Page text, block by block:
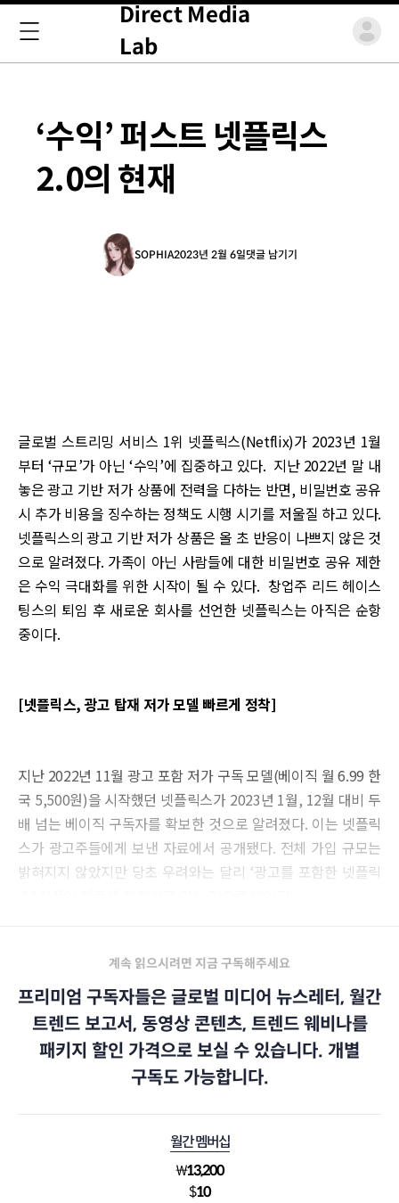
Direct Media
Lab
‘수익’ 퍼스트 넷플릭스
2.0의 현재
SOPHIA2023년 2월 6일댓글 남기기
글로벌 스트리밍 서비스 1위 넷플릭스(Netflix)가 2023년 1월
부터 ‘규모’가 아닌 ‘수익’에 집중하고 있다. 지난 2022년 말 내
놓은 광고 기반 저가 상품에 전력을 다하는 반면, 비밀번호 공유
시 추가 비용을 징수하는 정책도 시행 시기를 저울질 하고 있다.
넷플릭스의 광고 기반 저가 상품은 올 초 반응이 나쁘지 않은 것
으로 알려졌다. 가족이 아닌 사람들에 대한 비밀번호 공유 제한
은 수익 극대화를 위한 시작이 될 수 있다. 창업주 리드 헤이스
팅스의 퇴임 후 새로운 회사를 선언한 넷플릭스는 아직은 순항
중이다.
[넷플릭스, 광고 탑재 저가 모델 빠르게 정착]
지난 2022년 11월 광고 포함 저가 구독 모델(베이직 월 6.99 한
국 5,500원)을 시작했던 넷플릭스가 2023년 1월, 12월 대비 두
배 넘는 베이직 구독자를 확보한 것으로 알려졌다. 이는 넷플릭
스가 광고주들에게 보낸 자료에서 공개됐다. 전체 가입 규모는
밝혀지지 않았지만 당초 우려와는 달리 ‘광고를 포함한 넷플릭
계속 읽으시려면 지금 구독해주세요
프리미엄 구독자들은 글로벌 미디어 뉴스레터, 월간
트렌드 보고서, 동영상 콘텐츠, 트렌드 웨비나를
패키지 할인 가격으로 보실 수 있습니다. 개별
구독도 가능합니다.
월간 멤버십
₩13,200
$10